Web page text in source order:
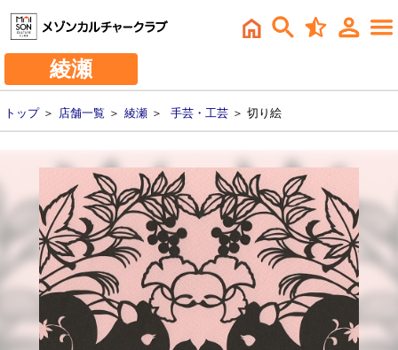
綾瀬
トップ＞ 店舗一覧 ＞ 綾瀬 ＞ 手芸・工芸 ＞ 切り絵